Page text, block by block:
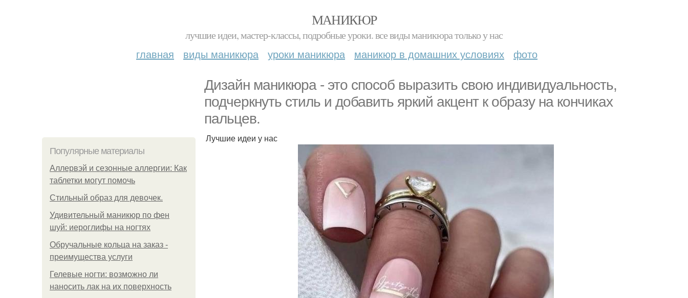
МАНИКЮР
лучшие идеи, мастер-классы, подробные уроки. все виды маникюра только у нас
главная виды маникюра уроки маникюра маникюр в домашних условиях фото
Дизайн маникюра - это способ выразить свою индивидуальность,
подчеркнуть стиль и добавить яркий акцент к образу на кончиках
пальцев.
Популярные материалы
Аллервэй и сезонные аллергии: Как
таблетки могут помочь
Стильный образ для девочек.
Удивительный маникюр по фен
шуй: иероглифы на ногтях
Обручальные кольца на заказ -
преимущества услуги
Гелевые ногти: возможно ли
наносить лак на их поверхность
Лучшие идеи у нас